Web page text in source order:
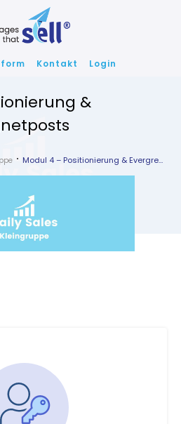
Kontakt Login
&
Modul 4 – Positionierung & Evergreen Magnetposts